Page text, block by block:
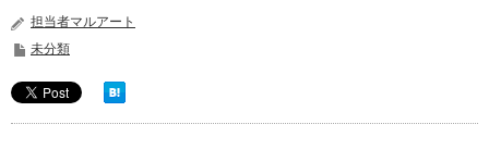
担当者マルアート
未分類